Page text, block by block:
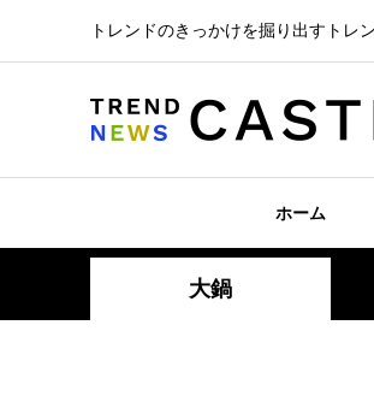
トレンドのきっかけを掘り出すトレ
ホーム
大鍋